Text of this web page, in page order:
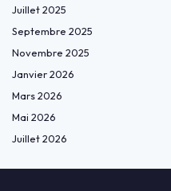
Juillet 2025
Septembre 2025
Novembre 2025
Janvier 2026
Mars 2026
Mai 2026
Juillet 2026